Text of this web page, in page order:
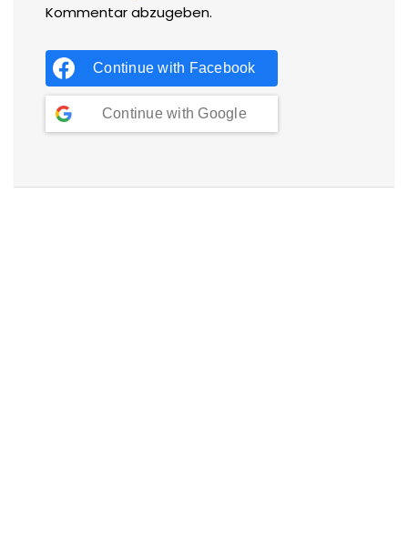
Kommentar abzugeben.
Continue with Facebook
Continue with Google